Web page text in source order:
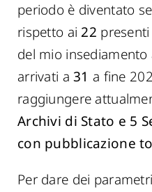
periodo è diventato
rispetto ai22
del mio insediamento
arrivati a31 a fine
raggiungere
Archivi di Stato e 5
con pubblicazione
Per dare dei